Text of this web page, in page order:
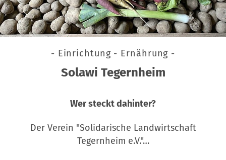
- Einrichtung - Ernährung -
Solawi Tegernheim
Wer steckt dahinter?
Der Verein "Solidarische Landwirtschaft
Tegernheim e.V."…